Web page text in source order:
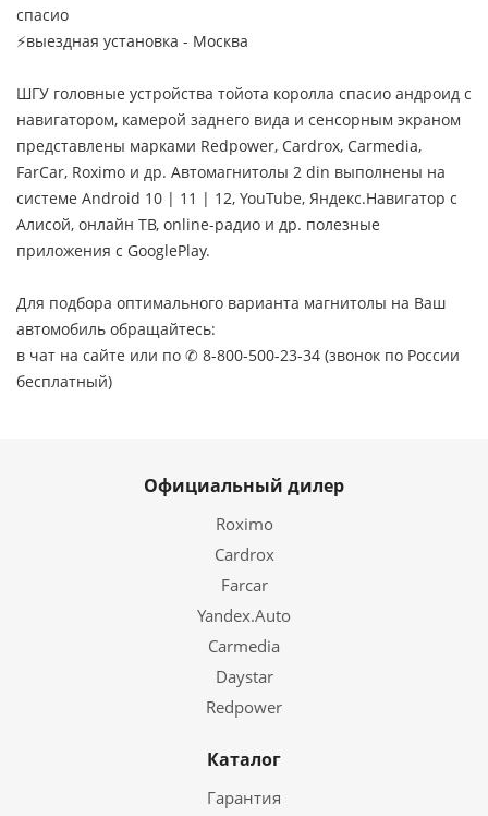
спасио
⚡выездная установка - Москва
ШГУ головные устройства тойота королла спасио андроид с
навигатором, камерой заднего вида и сенсорным экраном
представлены марками Redpower, Cardrox, Carmedia,
FarCar, Roximo и др. Автомагнитолы 2 din выполнены на
системе Android 10 | 11 | 12, YouTube, Яндекс.Навигатор с
Алисой, онлайн ТВ, online-радио и др. полезные
приложения с GooglePlay.
Для подбора оптимального варианта магнитолы на Ваш
автомобиль обращайтесь:
в чат на сайте или по ✆ 8-800-500-23-34 (звонок по России
бесплатный)
Официальный дилер
Roximo
Cardrox
Farcar
Yandex.Auto
Carmedia
Daystar
Redpower
Каталог
Гарантия